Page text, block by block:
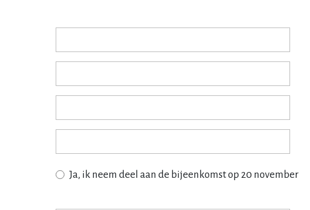
Ja, ik neem deel aan de bijeenkomst op 20 november